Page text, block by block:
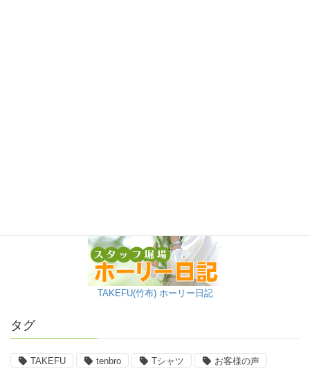
TAKEFU(竹布) ホーリー日記
タグ
TAKEFU tenbro Tシャツ お客様の声